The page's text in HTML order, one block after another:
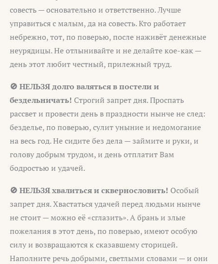
совесть — основательно и ответственно. Лучше
управиться с малым, да на совесть. Кто работает
небрежно, тот, по поверью, после наживёт денежные
неурядицы. Не отлынивайте и не делайте кое-как —
день этот любит честный, прилежный труд.
🚫 НЕЛЬЗЯ долго валяться в постели и
бездельничать! Строгий запрет дня. Проспать
рассвет и провести день в праздности нынче не след:
безделье, по поверью, сулит уныние и недомогание
на весь год. Не сидите без дела — займите и руки, и
голову добрым трудом, и день отплатит Вам
бодростью и удачей.
🚫 НЕЛЬЗЯ хвалиться и сквернословить! Особый
запрет дня. Хвастаться удачей перед людьми нынче
не стоит — можно её «сглазить». А брань и злые
пожелания в этот день, по поверью, имеют особую
силу и возвращаются к сказавшему сторицей.
Наполните речь добрыми, светлыми словами — и они